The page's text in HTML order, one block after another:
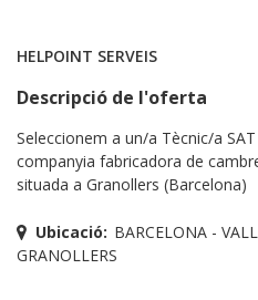
HELPOINT SERVEIS
Descripció de l'oferta
Seleccionem a un/a Tècnic/a
companyia fabricadora de
situada a Granollers (Barcelona)
Ubicació: BARCELONA -
GRANOLLERS